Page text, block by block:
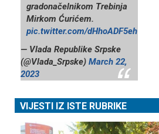
gradonačelnikom Trebinja
Mirkom Ćurićem.
pic.twitter.com/dHhoADF5eh
— Vlada Republike Srpske
(@Vlada_Srpske) March 22,
2023
VIJESTI IZ ISTE RUBRIKE